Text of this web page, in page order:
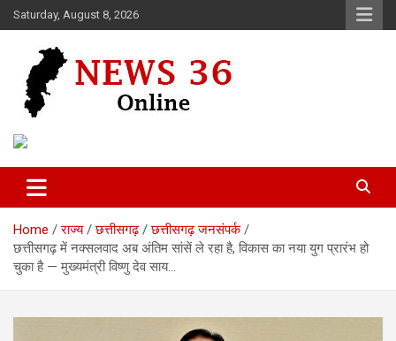
Skip
to
Saturday, August 8, 2026
News 36
Home राज्य छत्तीसगढ़
छत्तीसगढ़ जनसंपर्क
छत्तीसगढ़ में नक्सलवाद अब अंतिम सांसें ले रहा है, विकास का नया युग प्रारंभ हो
चुका है — मुख्यमंत्री विष्णु देव साय…